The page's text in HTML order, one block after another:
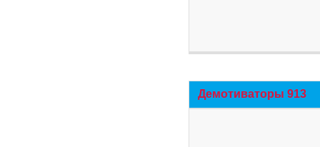
Демотиваторы 913